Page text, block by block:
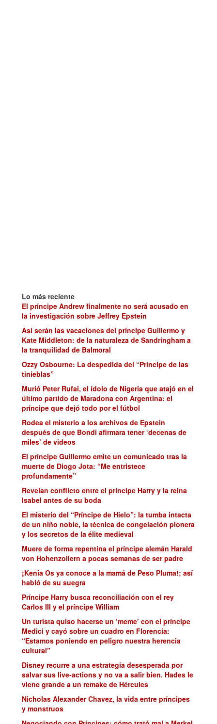
Lo más reciente
El príncipe Andrew finalmente no será acusado en
la investigación sobre Jeffrey Epstein
Así serán las vacaciones del príncipe Guillermo y
Kate Middleton: de la naturaleza de Sandringham a
la tranquilidad de Balmoral
Ozzy Osbourne: La despedida del “Príncipe de las
tinieblas”
Murió Peter Rufai, el ídolo de Nigeria que atajó en el
último partido de Maradona con Argentina: el
príncipe que dejó todo por el fútbol
Rodea el misterio a los archivos de Epstein
después de que Bondi afirmara tener ‘decenas de
miles’ de videos
El príncipe Guillermo emite un comunicado tras la
muerte de Diogo Jota: “Me entristece
profundamente”
Revelan conflicto entre el príncipe Harry y la reina
Isabel antes de su boda
El misterio del “Príncipe de Hielo”: la tumba intacta
de un niño noble, la técnica de congelación pionera
y los secretos de la élite medieval
Muere de forma repentina el príncipe alemán Harald
von Hohenzollern a pocas semanas de ser padre
¡Kenia Os ya conoce a la mamá de Peso Pluma!; así
habló de su suegra
Príncipe Harry busca reconciliación con el rey
Carlos III y el príncipe William
Un turista quiso hacerse un ‘meme’ con el príncipe
Medici y cayó sobre un cuadro en Florencia:
“Estamos poniendo en peligro nuestra herencia
cultural”
Disney recurre a una estrategia desesperada por
salvar sus live-actions y no va a salir bien. Hades le
viene grande a un remake de Hércules
Nicholas Alexander Chavez, la vida entre príncipes
y monstruos